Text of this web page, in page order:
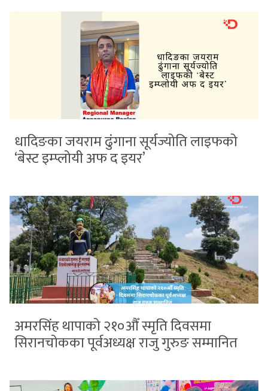
धादिङका जयराम ढुंगाना सूर्यज्योति लाइफको
‘बेस्ट इम्प्लोयी अफ द इयर’
अमरसिंह थापाको २१०औँ स्मृति दिवसमा
सिरानचोकका पूर्वअध्यक्ष राजु गुरुङ सम्मानित